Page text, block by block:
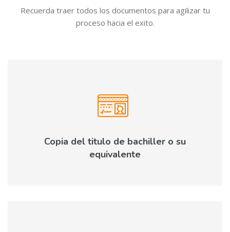
Recuerda traer todos los documentos para agilizar tu
proceso hacia el exito.
Copia del titulo de bachiller o su
equivalente